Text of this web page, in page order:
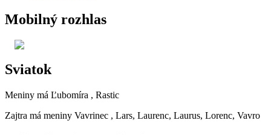
Mobilný rozhlas
Sviatok
Meniny má Ľubomíra , Rastic
Zajtra má meniny Vavrinec , Lars, Laurenc, Laurus, Lorenc, Vavro